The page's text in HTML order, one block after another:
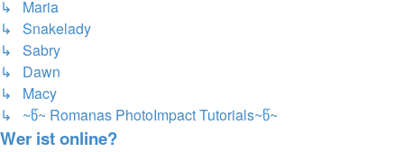
↳ Maria
↳ Snakelady
↳ Sabry
↳ Dawn
↳ Macy
↳ ~წ~ Romanas PhotoImpact Tutorials~წ~
Wer ist online?